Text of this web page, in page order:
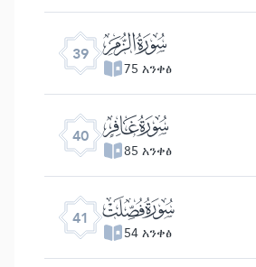
39 ﯔ
75 አንቀፅ
40 ﯕ
85 አንቀፅ
41 ﯖ
54 አንቀፅ